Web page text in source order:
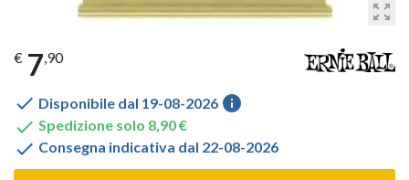
zoom_out_map
€ 7,90
 Disponibile dal 19-08-2026 info
 Spedizione solo 8,90 €
 Consegna indicativa dal 22-08-2026